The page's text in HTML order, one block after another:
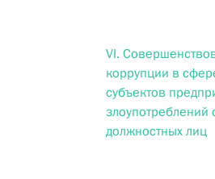
Федеральный закон от
VI.
коррупции в
субъектов
должностных лиц